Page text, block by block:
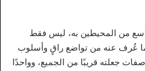
من المحيطين به، ليس فقط
عُرف عنه من تواضع راقٍ وأسلوب
جعلته قريبًا من الجميع، وواحدًا